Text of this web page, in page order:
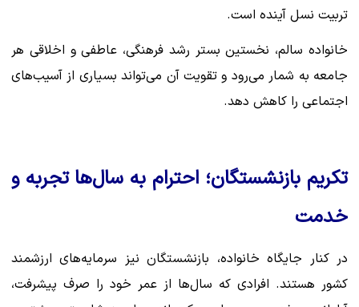
تربیت نسل آینده است.
خانواده سالم، نخستین بستر رشد فرهنگی، عاطفی و اخلاقی هر
جامعه به شمار می‌رود و تقویت آن می‌تواند بسیاری از آسیب‌های
اجتماعی را کاهش دهد.
تکریم بازنشستگان؛ احترام به سال‌ها تجربه و
خدمت
در کنار جایگاه خانواده، بازنشستگان نیز سرمایه‌های ارزشمند
کشور هستند. افرادی که سال‌ها از عمر خود را صرف پیشرفت،